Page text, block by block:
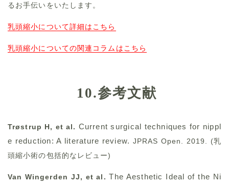
るお手伝いをいたします。
乳頭縮小について詳細はこちら
乳頭縮小についての関連コラムはこちら
10.参考文献
Trøstrup H, et al. Current surgical techniques for nippl
e reduction: A literature review. JPRAS Open. 2019. (乳
頭縮小術の包括的なレビュー)
Van Wingerden JJ, et al. The Aesthetic Ideal of the Ni